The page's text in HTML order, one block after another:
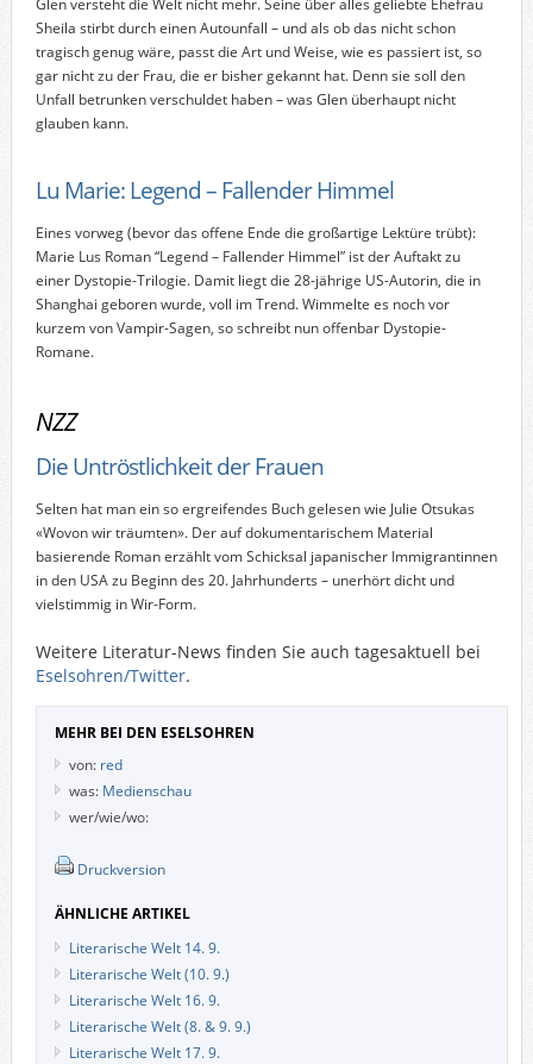
Sheila stirbt durch einen Autounfall – und als ob das nicht schon
tragisch genug wäre, passt die Art und Weise, wie es passiert ist, so
gar nicht zu der Frau, die er bisher gekannt hat. Denn sie soll den
Unfall betrunken verschuldet haben – was Glen überhaupt nicht
glauben kann.
Lu Marie: Legend – Fallender Himmel
Eines vorweg (bevor das offene Ende die großartige Lektüre trübt):
Marie Lus Roman “Legend – Fallender Himmel” ist der Auftakt zu
einer Dystopie-Trilogie. Damit liegt die 28-jährige US-Autorin, die in
Shanghai geboren wurde, voll im Trend. Wimmelte es noch vor
kurzem von Vampir-Sagen, so schreibt nun offenbar Dystopie-
Romane.
NZZ
Die Untröstlichkeit der Frauen
Selten hat man ein so ergreifendes Buch gelesen wie Julie Otsukas
«Wovon wir träumten». Der auf dokumentarischem Material
basierende Roman erzählt vom Schicksal japanischer Immigrantinnen
in den USA zu Beginn des 20. Jahrhunderts – unerhört dicht und
vielstimmig in Wir-Form.
Weitere Literatur-News finden Sie auch tagesaktuell bei
Eselsohren/Twitter.
MEHR BEI DEN ESELSOHREN
von: red
was: Medienschau
wer/wie/wo:
Druckversion
ÄHNLICHE ARTIKEL
Literarische Welt 14. 9.
Literarische Welt (10. 9.)
Literarische Welt 16. 9.
Literarische Welt (8. & 9. 9.)
Literarische Welt 17. 9.